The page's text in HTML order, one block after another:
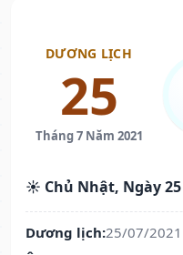
DƯƠNG LỊCH
25
Tháng 7 Năm 2021
☀️ Chủ Nhật, Ngày 25
Dương lịch:25/07/2021